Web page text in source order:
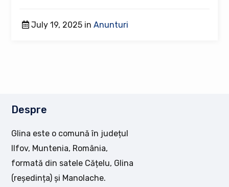
July 19, 2025 inAnunturi
Despre
Glina este o comună în județul
Ilfov, Muntenia, România,
formată din satele Cățelu, Glina
(reședința) și Manolache.